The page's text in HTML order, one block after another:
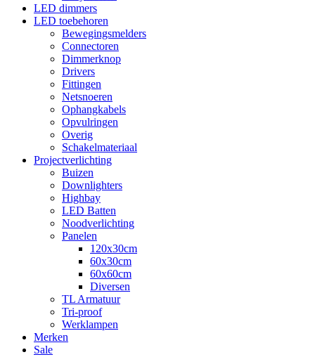
LED dimmers
LED toebehoren
Bewegingsmelders
Connectoren
Dimmerknop
Drivers
Fittingen
Netsnoeren
Ophangkabels
Opvulringen
Overig
Schakelmateriaal
Projectverlichting
Buizen
Downlighters
Highbay
LED Batten
Noodverlichting
Panelen
120x30cm
60x30cm
60x60cm
Diversen
TL Armatuur
Tri-proof
Werklampen
Merken
Sale